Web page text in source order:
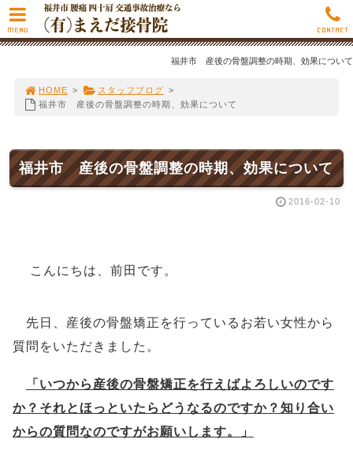
福井市 産後の骨盤調整の時期、効果について
HOME > スタッフブログ >
福井市 産後の骨盤調整の時期、効果について
福井市 産後の骨盤調整の時期、効果について
2016-02-10
こんにちは、前田です。
先日、産後の骨盤矯正を行っているお若い女性から
質問をいただきました。
「いつから産後の骨盤矯正を行えばよろしいのです
か？それとほっといたらどうなるのですか？知り合い
からの質問なのですがお願いします。」
MENU CONTACT